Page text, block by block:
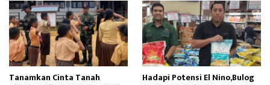
Tanamkan Cinta Tanah Hadapi Potensi El Nino,Bulog